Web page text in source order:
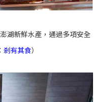
湖新鮮水產，通過多項安全
剎有其食）